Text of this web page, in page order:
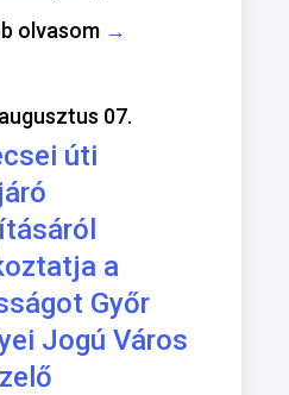
olvasom →
07.
úti
a
Győr
Jogú Város